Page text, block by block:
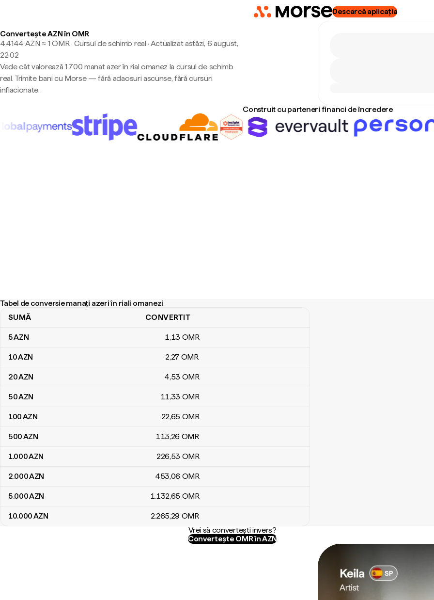
Descarcă aplicația
Convertește AZN în OMR
4,4144 AZN ≈ 1 OMR · Cursul de schimb real · Actualizat astăzi, 6 august,
22:02
Vede cât valorează 1.700 manat azer în rial omanez la cursul de schimb
real. Trimite bani cu Morse — fără adaosuri ascunse, fără cursuri
inflacionate.
Construit cu parteneri financi de încredere
Tabel de conversie manați azeri în riali omanezi
Tabel de conversie manați azeri în riali omanezi
SUMĂ CONVERTIT
5AZN 1,13 OMR
10AZN 2,27 OMR
20AZN 4,53 OMR
50AZN 11,33 OMR
100AZN 22,65 OMR
500AZN 113,26 OMR
1.000AZN 226,53 OMR
2.000AZN 453,06 OMR
5.000AZN 1.132,65 OMR
10.000AZN 2.265,29 OMR
Vrei să convertești invers?
Convertește OMR în AZN